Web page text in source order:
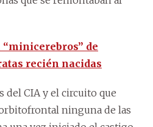
de
recién nacidas
del CIA y el circuito que
ninguna de las